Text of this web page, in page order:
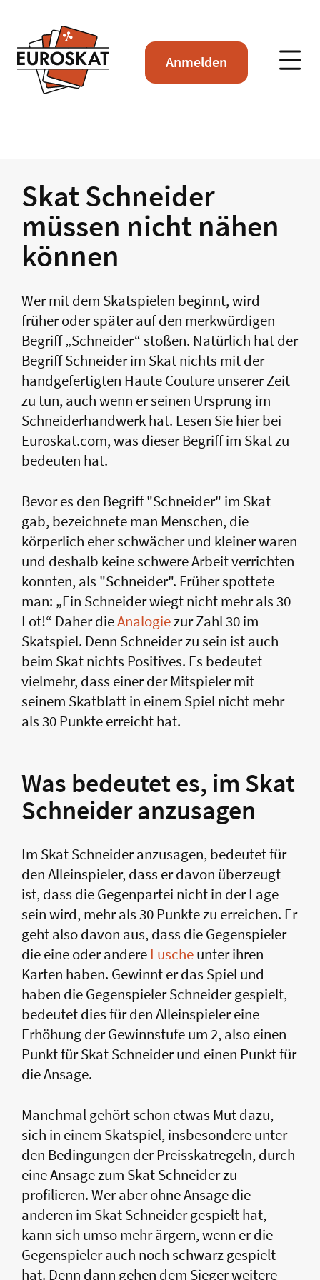
Anmelden
Skat Schneider
müssen nicht nähen
können
Wer mit dem Skatspielen beginnt, wird
früher oder später auf den merkwürdigen
Begriff „Schneider“ stoßen. Natürlich hat der
Begriff Schneider im Skat nichts mit der
handgefertigten Haute Couture unserer Zeit
zu tun, auch wenn er seinen Ursprung im
Schneiderhandwerk hat. Lesen Sie hier bei
Euroskat.com, was dieser Begriff im Skat zu
bedeuten hat.
Bevor es den Begriff "Schneider" im Skat
gab, bezeichnete man Menschen, die
körperlich eher schwächer und kleiner waren
und deshalb keine schwere Arbeit verrichten
konnten, als "Schneider". Früher spottete
man: „Ein Schneider wiegt nicht mehr als 30
Lot!“ Daher dieAnalogiezur Zahl 30 im
Skatspiel. Denn Schneider zu sein ist auch
beim Skat nichts Positives. Es bedeutet
vielmehr, dass einer der Mitspieler mit
seinem Skatblatt in einem Spiel nicht mehr
als 30 Punkte erreicht hat.
Was bedeutet es, im Skat
Schneider anzusagen
Im Skat Schneider anzusagen, bedeutet für
den Alleinspieler, dass er davon überzeugt
ist, dass die Gegenpartei nicht in der Lage
sein wird, mehr als 30 Punkte zu erreichen. Er
geht also davon aus, dass die Gegenspieler
die eine oder andereLuscheunter ihren
Karten haben. Gewinnt er das Spiel und
haben die Gegenspieler Schneider gespielt,
bedeutet dies für den Alleinspieler eine
Erhöhung der Gewinnstufe um 2, also einen
Punkt für Skat Schneider und einen Punkt für
die Ansage.
Manchmal gehört schon etwas Mut dazu,
sich in einem Skatspiel, insbesondere unter
den Bedingungen der Preisskatregeln, durch
eine Ansage zum Skat Schneider zu
profilieren. Wer aber ohne Ansage die
anderen im Skat Schneider gespielt hat,
kann sich umso mehr ärgern, wenn er die
Gegenspieler auch noch schwarz gespielt
hat. Denn dann gehen dem Sieger weitere